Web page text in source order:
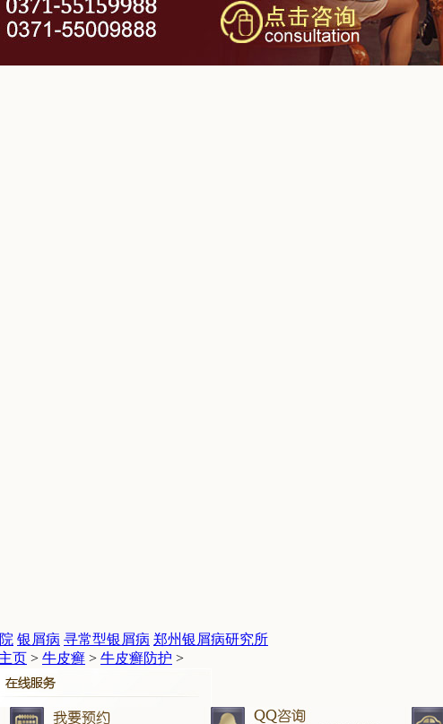
银屑病 寻常型银屑病 郑州银屑病研究所
主页 > 牛皮癣 > 牛皮癣防护 >